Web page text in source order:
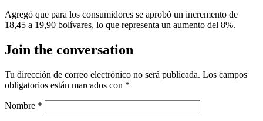
Agregó que para los consumidores se aprobó un incremento de
18,45 a 19,90 bolívares, lo que representa un aumento del 8%.
Join the conversation
Tu dirección de correo electrónico no será publicada. Los campos
obligatorios están marcados con *
Nombre *